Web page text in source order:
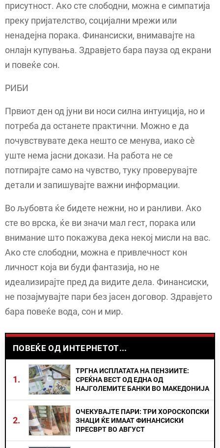
присутност. Ако сте слободни, можна е симпатија
преку пријателство, социјални мрежи или
ненадејна порака. Финансиски, внимавајте на
онлајн купувања. Здравјето бара пауза од екрани
и повеќе сон.
РИБИ
Првиот ден од јуни ви носи силна интуиција, но и
потреба да останете практични. Можно е да
почувствувате дека нешто се менува, иако сè
уште нема јасни докази. На работа не се
потпирајте само на чувство, туку проверувајте
детали и запишувајте важни информации.
Во љубовта ќе бидете нежни, но и ранливи. Ако
сте во врска, ќе ви значи мал гест, порака или
внимание што покажува дека некој мисли на вас.
Ако сте слободни, можна е привлечност кон
личност која ви буди фантазија, но не
идеализирајте пред да видите дела. Финансиски,
не позајмувајте пари без јасен договор. Здравјето
бара повеќе вода, сон и мир.
ПОВЕЌЕ ОД ИНТЕРНЕТОТ...
1.
ТРГНА ИСПЛАТАТА НА ПЕНЗИИТЕ:
СРЕЌНА ВЕСТ ОД ЕДНА ОД
НАЈГОЛЕМИТЕ БАНКИ ВО МАКЕДОНИЈА
2.
ОЧЕКУВАЈТЕ ПАРИ: ТРИ ХОРОСКОПСКИ
ЗНАЦИ ЌЕ ИМААТ ФИНАНСИСКИ
ПРЕСВРТ ВО АВГУСТ